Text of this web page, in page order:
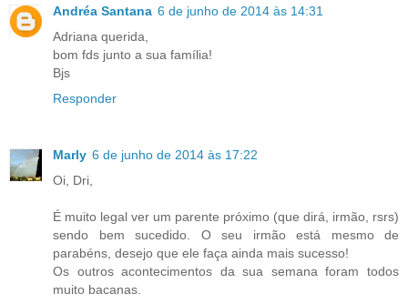
Andréa Santana 6 de junho de 2014 às 14:31
Adriana querida,
bom fds junto a sua família!
Bjs
Responder
Marly 6 de junho de 2014 às 17:22
Oi, Dri,
É muito legal ver um parente próximo (que dirá, irmão, rsrs)
sendo bem sucedido. O seu irmão está mesmo de
parabéns, desejo que ele faça ainda mais sucesso!
Os outros acontecimentos da sua semana foram todos
muito bacanas.